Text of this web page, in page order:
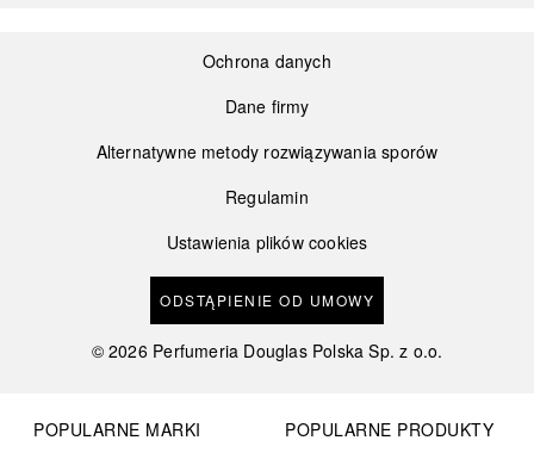
Ochrona danych
Dane firmy
Alternatywne metody rozwiązywania sporów
Regulamin
Ustawienia plików cookies
ODSTĄPIENIE OD UMOWY
©2026 Perfumeria Douglas Polska Sp. z o.o.
POPULARNE MARKI
POPULARNE PRODUKTY